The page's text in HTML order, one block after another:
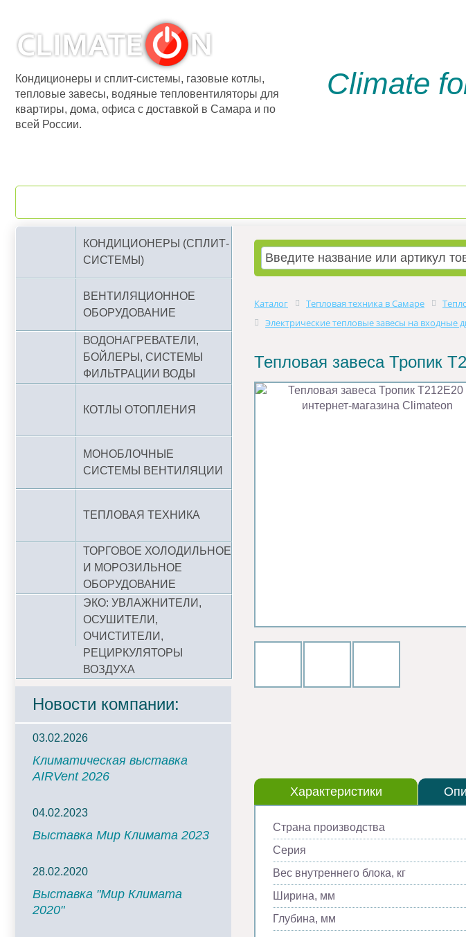
Кондиционеры и сплит-системы, газовые котлы,
тепловые завесы, водяные тепловентиляторы для
квартиры, дома, офиса с доставкой в Самара и по
всей России.
Climate
КОНДИЦИОНЕРЫ (СПЛИТ-
СИСТЕМЫ)
ВЕНТИЛЯЦИОННОЕ
ОБОРУДОВАНИЕ
ВОДОНАГРЕВАТЕЛИ,
БОЙЛЕРЫ, СИСТЕМЫ
ФИЛЬТРАЦИИ ВОДЫ
КОТЛЫ ОТОПЛЕНИЯ
МОНОБЛОЧНЫЕ
СИСТЕМЫ ВЕНТИЛЯЦИИ
ТЕПЛОВАЯ ТЕХНИКА
ТОРГОВОЕ ХОЛОДИЛЬНОЕ
И МОРОЗИЛЬНОЕ
ОБОРУДОВАНИЕ
ЭКО: УВЛАЖНИТЕЛИ,
ОСУШИТЕЛИ,
ОЧИСТИТЕЛИ,
РЕЦИРКУЛЯТОРЫ
ВОЗДУХА
Новости компании:
03.02.2026
Климатическая выставка
AIRVent 2026
04.02.2023
Выставка Мир Климата 2023
28.02.2020
Выставка "Мир Климата
2020"
Каталог Тепловая техника в Самаре
Электрические тепловые завесы на входные
Тепловая завеса Тропик
Характеристики
Страна производства
Серия
Вес внутреннего блока, кг
Ширина, мм
Глубина, мм